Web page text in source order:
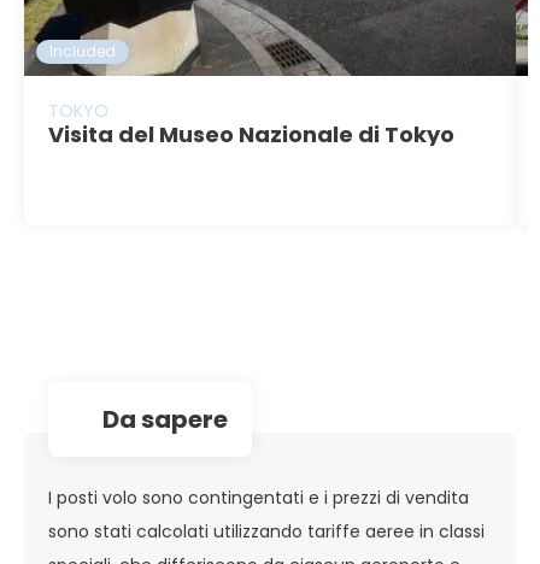
Included
TOKYO
Visita del Museo Nazionale di Tokyo
da sapere
I posti volo sono contingentati e i prezzi di vendita
sono stati calcolati utilizzando tariffe aeree in classi